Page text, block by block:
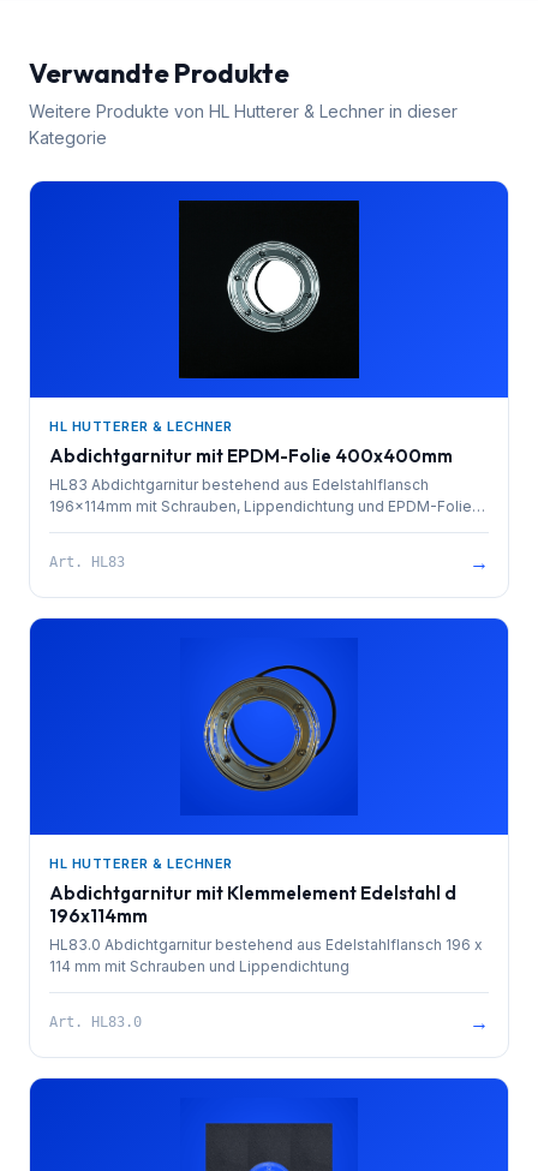
Verwandte Produkte
Weitere Produkte von HL Hutterer & Lechner in dieser
Kategorie
HL HUTTERER & LECHNER
Abdichtgarnitur mit EPDM-Folie 400x400mm
HL83 Abdichtgarnitur bestehend aus Edelstahlflansch
196x114mm mit Schrauben, Lippendichtung und EPDM-Folie
400x400mm
Art. HL83 →
HL HUTTERER & LECHNER
Abdichtgarnitur mit Klemmelement Edelstahl d
196x114mm
HL83.0 Abdichtgarnitur bestehend aus Edelstahlflansch 196 x
114 mm mit Schrauben und Lippendichtung
Art. HL83.0 →